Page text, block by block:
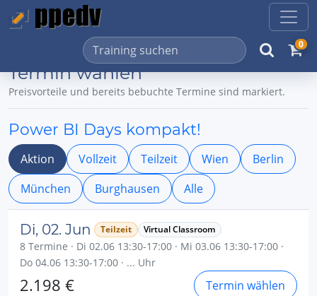
0
Termin wählen
Preisvorteile und bereits bebuchte Termine sind markiert.
Power BI Days kompakt!
Aktion Vollzeit Teilzeit Wien
Berlin
München
Burghausen Alle
Di, 02. Jun Teilzeit Virtual Classroom
8 Termine · Di 02.06 13:30-17:00 · Mi 03.06 13:30-17:00 ·
Do 04.06 13:30-17:00 · ... Uhr
2.198 € Termin wählen